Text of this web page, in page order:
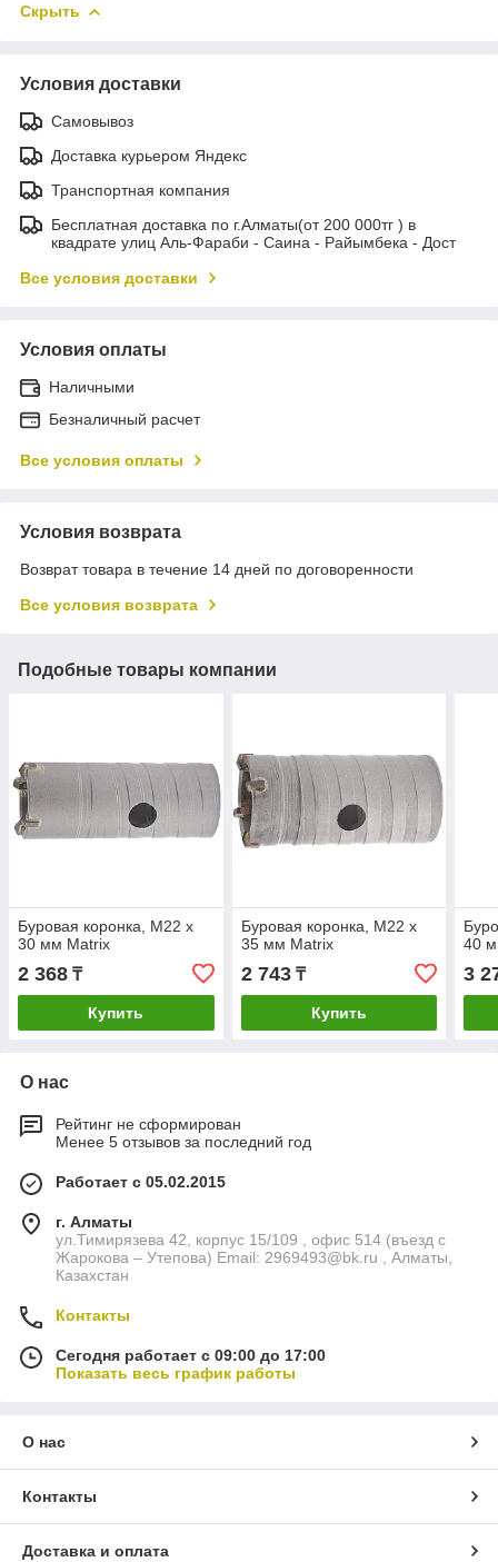
Скрыть
Условия доставки
Самовывоз
Доставка курьером Яндекс
Транспортная компания
Бесплатная доставка по г.Алматы(от 200 000тг ) в
квадрате улиц Аль-Фараби - Саина - Райымбека - Дост
Все условия доставки
Условия оплаты
Наличными
Безналичный расчет
Все условия оплаты
Условия возврата
Возврат товара в течение 14 дней по договоренности
Все условия возврата
Подобные товары компании
Буровая коронка, M22 х
30 мм Matrix
2 368 ₸
Купить
Буровая коронка, M22 х
35 мм Matrix
2 743₸
Купить
40
3
О нас
Рейтинг не сформирован
Менее 5 отзывов за последний год
Работает с 05.02.2015
г. Алматы
ул.Тимирязева 42, корпус 15/109 , офис 514 (въезд с
Жарокова – Утепова) Email: 2969493@bk.ru , Алматы,
Казахстан
Контакты
Сегодня работает с 09:00 до 17:00
Показать весь график работы
О нас
Контакты
Доставка и оплата